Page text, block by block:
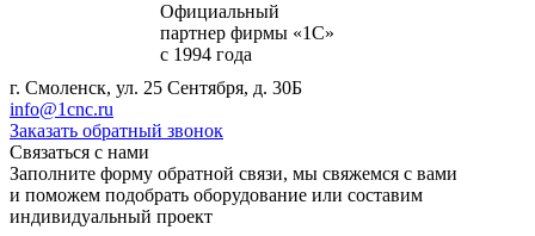
Официальный
партнер фирмы «1С»
с 1994 года
г. Смоленск, ул. 25 Сентября, д. 30Б
info@1cnc.ru
Заказать обратный звонок
Связаться с нами
Заполните форму обратной связи, мы свяжемся с вами
и поможем подобрать оборудование или составим
индивидуальный проект